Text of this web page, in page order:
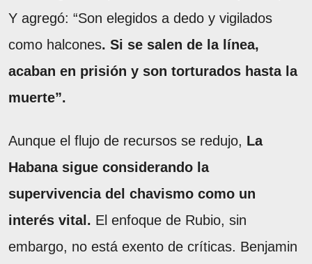
Y agregó: “Son elegidos a dedo y vigilados
como halcones. Si se salen de la línea,
acaban en prisión y son torturados hasta la
muerte”.
Aunque el flujo de recursos se redujo, La
Habana sigue considerando la
supervivencia del chavismo como un
interés vital. El enfoque de Rubio, sin
embargo, no está exento de críticas. Benjamin